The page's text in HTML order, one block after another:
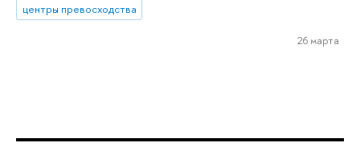
центры превосходства
26 марта